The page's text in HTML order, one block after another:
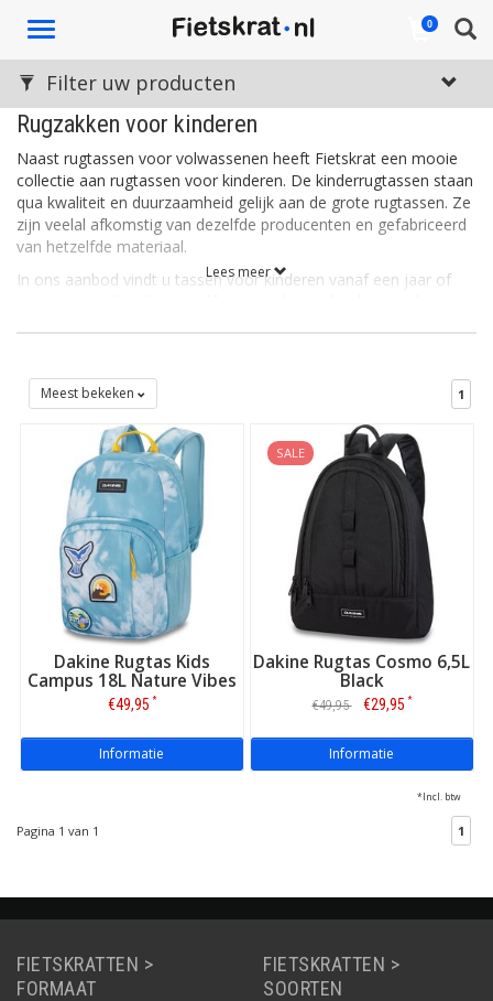
Toggle
0
Rugzakken voor kinderen
Naast rugtassen voor volwassenen heeft Fietskrat een mooie
collectie aan rugtassen voor kinderen. De kinderrugtassen staan
qua kwaliteit en duurzaamheid gelijk aan de grote rugtassen. Ze
zijn veelal afkomstig van dezelfde producenten en gefabriceerd
van hetzelfde materiaal.
In ons aanbod vindt u tassen voor kinderen vanaf een jaar of
assortiment aan kinderrugtassen vindt u hier.
De rugtassen voor kinderen passen ook gemakkelijk in de
. Mocht de rugtas te zwaar zijn voor uw kind kan deze
gemakkelijk in de fietskrat geplaatst worden wat de fietstocht
een stuk gemakkelijker maakt.
Lees meer
Filter uw producten
Meest bekeken 1
Dakine Rugtas Kids
Campus 18L Nature Vibes
€49,95 *
Informatie
SALE
Dakine Rugtas Cosmo 6,5L
Black
€49,95 €29,95 *
Informatie
*Incl. btw
Pagina 1 van 1 1
FIETSKRATTEN >
FORMAAT
FIETSKRATTEN >
SOORTEN